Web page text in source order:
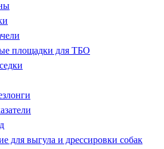
площадки для ТБО
для выгула и дрессировки собак